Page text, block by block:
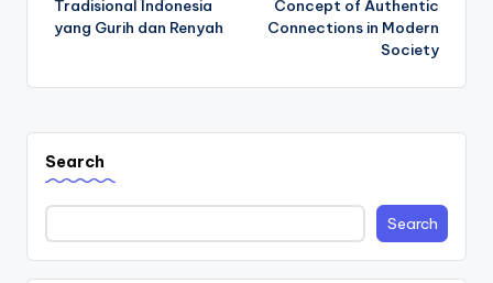
Tradisional Indonesia
yang Gurih dan Renyah
Concept of Authentic
Connections in Modern
Society
Search
Search